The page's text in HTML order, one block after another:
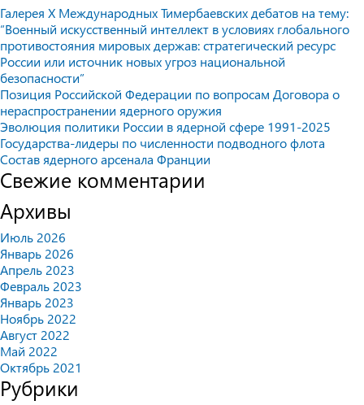
Галерея X Международных Тимербаевских дебатов на тему:
“Военный искусственный интеллект в условиях глобального
противостояния мировых держав: стратегический ресурс
России или источник новых угроз национальной
безопасности”
Позиция Российской Федерации по вопросам Договора о
нераспространении ядерного оружия
Эволюция политики России в ядерной сфере 1991-2025
Государства-лидеры по численности подводного флота
Состав ядерного арсенала Франции
Свежие комментарии
Архивы
Июль 2026
Январь 2026
Апрель 2023
Февраль 2023
Январь 2023
Ноябрь 2022
Август 2022
Май 2022
Октябрь 2021
Рубрики